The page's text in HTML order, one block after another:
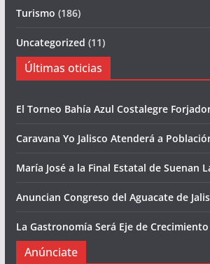
Turismo (186)
Uncategorized (11)
Últimas oticias
El Torneo Bahía Azul Costalegre
Caravana Yo Jalisco Atenderá a
María José a la Final Estatal de Suenan
Anuncian Congreso del Aguacate de
La Gastronomía Será Eje de Crecimiento
Anúnciate